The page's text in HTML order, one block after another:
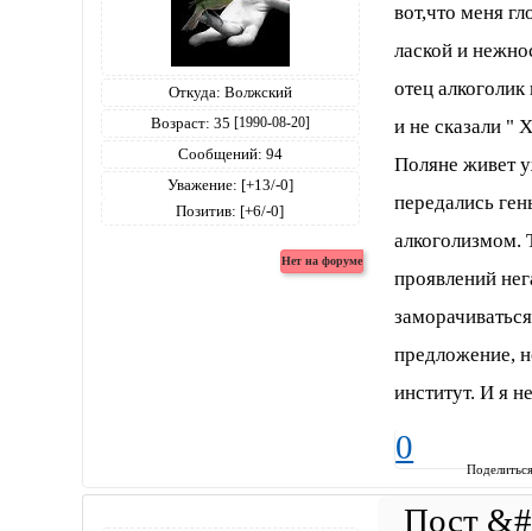
Откуда: Волжский
Возраст: 35 [1990-08-20]
Сообщений: 94
Уважение: [+13/-0]
Позитив: [+6/-0]
вот,что меня
лаской и
отец
и не сказали "
Поляне живет
передались
алкоголизмом.
проявлений
предложение,
институт. И я
0